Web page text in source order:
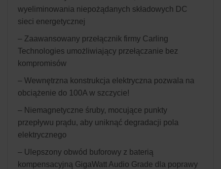
wyeliminowania niepożądanych składowych DC
sieci energetycznej
– Zaawansowany przełącznik firmy Carling
Technologies umożliwiający przełączanie bez
kompromisów
– Wewnętrzna konstrukcja elektryczna pozwala na
obciążenie do 100A w szczycie!
– Niemagnetyczne śruby, mocujące punkty
przepływu prądu, aby uniknąć degradacji pola
elektrycznego
– Ulepszony obwód buforowy z baterią
kompensacyjną GigaWatt Audio Grade dla poprawy